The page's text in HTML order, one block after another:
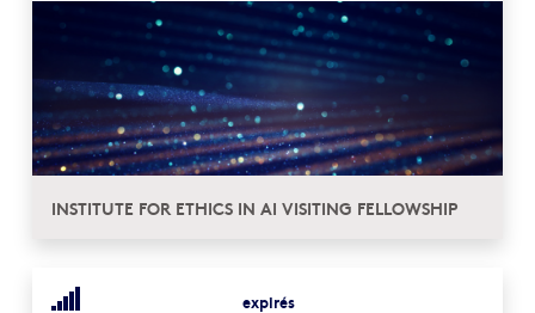
INSTITUTE FOR ETHICS IN AI VISITING FELLOWSHIP
expirés